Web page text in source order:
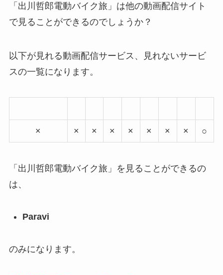
「出川哲郎電動バイク旅」は他の動画配信サイト
で見ることができるのでしょうか？
以下が見れる動画配信サービス、見れないサービ
スの一覧になります。
× × × × × × × × ○
「出川哲郎電動バイク旅」を見ることができるの
は、
Paravi
のみになります。